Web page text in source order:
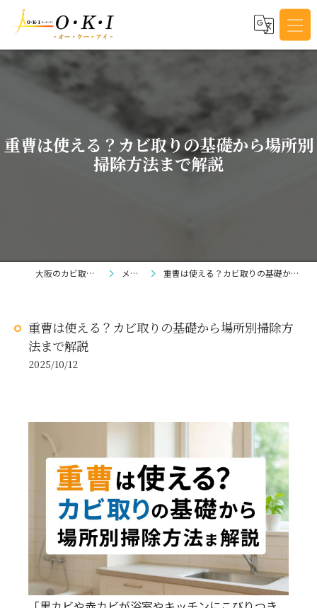
重曹は使える？カビ取りの基礎から場所別
掃除方法まで解説
大阪のカビ取りならO・K・I メディア 重曹は使える？カビ取りの基礎から場所別掃除方法まで解説
重曹は使える？カビ取りの基礎から場所別掃除方
法まで解説
2025/10/12